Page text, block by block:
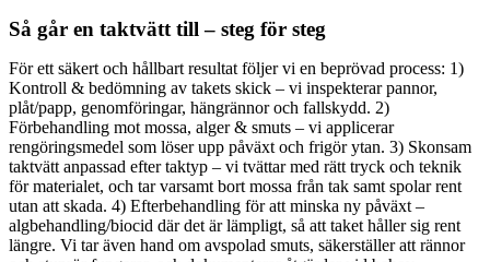
Så går en taktvätt till – steg för steg
För ett säkert och hållbart resultat följer vi en beprövad process: 1)
Kontroll & bedömning av takets skick – vi inspekterar pannor,
plåt/papp, genomföringar, hängrännor och fallskydd. 2)
Förbehandling mot mossa, alger & smuts – vi applicerar
rengöringsmedel som löser upp påväxt och frigör ytan. 3) Skonsam
taktvätt anpassad efter taktyp – vi tvättar med rätt tryck och teknik
för materialet, och tar varsamt bort mossa från tak samt spolar rent
utan att skada. 4) Efterbehandling för att minska ny påväxt –
algbehandling/biocid där det är lämpligt, så att taket håller sig rent
längre. Vi tar även hand om avspolad smuts, säkerställer att rännor